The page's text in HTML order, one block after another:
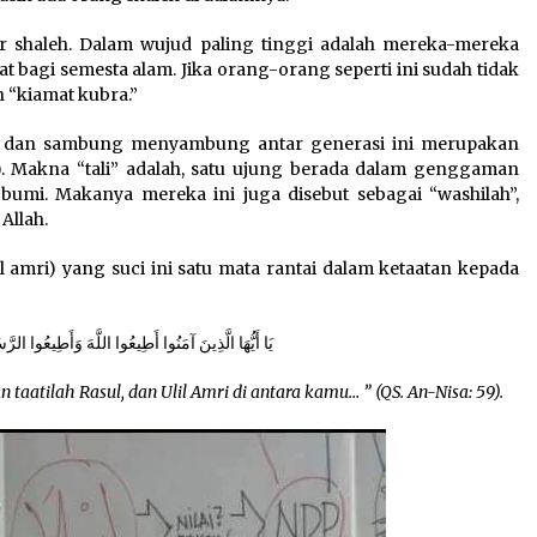
shaleh. Dalam wujud paling tinggi adalah mereka-mereka
bagi semesta alam. Jika orang-orang seperti ini sudah tidak
kubra.”
sambung menyambung antar generasi ini merupakan
Makna “tali” adalah, satu ujung berada dalam genggaman
Makanya mereka ini juga disebut sebagai “washilah”,
yang suci ini satu mata rantai dalam ketaatan kepada
يَا أَيُّهَا الَّذِينَ آمَنُوا أَطِيعُوا اللَّهَ وَأَطِيعُوا
Rasul, dan Ulil Amri di antara kamu… ” (QS. An-Nisa: 59).